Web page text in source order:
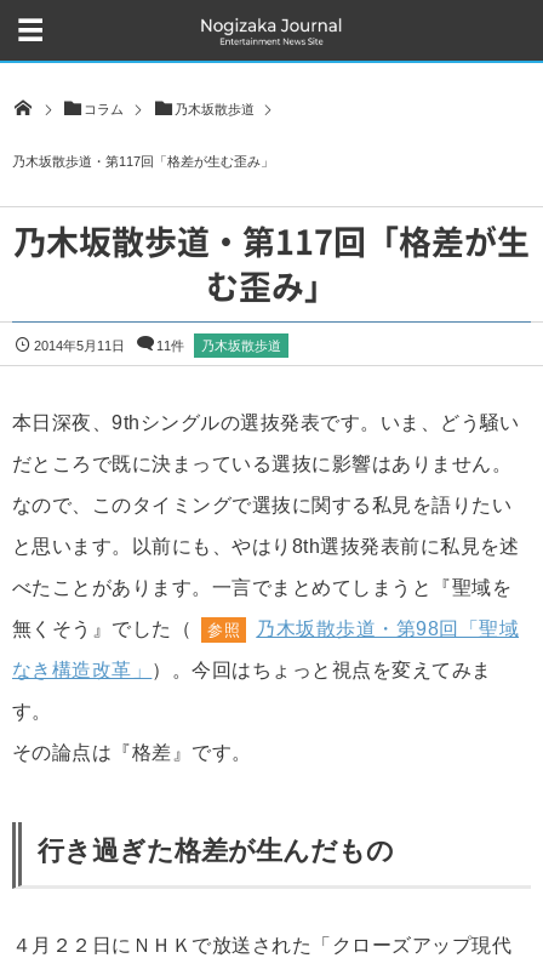
コラム 乃木坂散歩道
乃木坂散歩道・第117回「格差が生む歪み」
乃木坂散歩道・第117回「格差が生
む歪み」
2014年5月11日 11件 乃木坂散歩道
本日深夜、9thシングルの選抜発表です。いま、どう騒い
だところで既に決まっている選抜に影響はありません。
なので、このタイミングで選抜に関する私見を語りたい
と思います。以前にも、やはり8th選抜発表前に私見を述
べたことがあります。一言でまとめてしまうと『聖域を
無くそう』でした（
参照
乃木坂散歩道・第98回「聖域
なき構造改革」 ）。今回はちょっと視点を変えてみま
す。
その論点は『格差』です。
行き過ぎた格差が生んだもの
４月２２日にＮＨＫで放送された「クローズアップ現代